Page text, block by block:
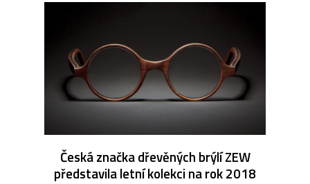
Česká značka dřevěných brýlí ZEW
představila letní kolekci na rok 2018